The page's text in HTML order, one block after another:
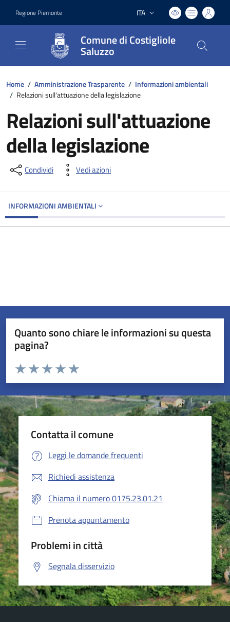
Regione Piemonte Lingua attiva:
ITA
Comune di Costigliole
Saluzzo
Home / Amministrazione Trasparente / Informazioni ambientali
/ Relazioni sull'attuazione della legislazione
Relazioni sull'attuazione
della legislazione
Condividi Vedi azioni
INFORMAZIONI AMBIENTALI
Quanto sono chiare le informazioni su questa
pagina?
Valuta da 1 a 5 stelle la pagina
Valuta 5 stelle su 5
Valuta 4 stelle su 5
Valuta 3 stelle su 5
Valuta 2 stelle su 5
Valuta 1 stelle su 5
Contatta il comune
Leggi le domande frequenti
Richiedi assistenza
Chiama il numero 0175.23.01.21
Prenota appuntamento
Problemi in città
Segnala disservizio